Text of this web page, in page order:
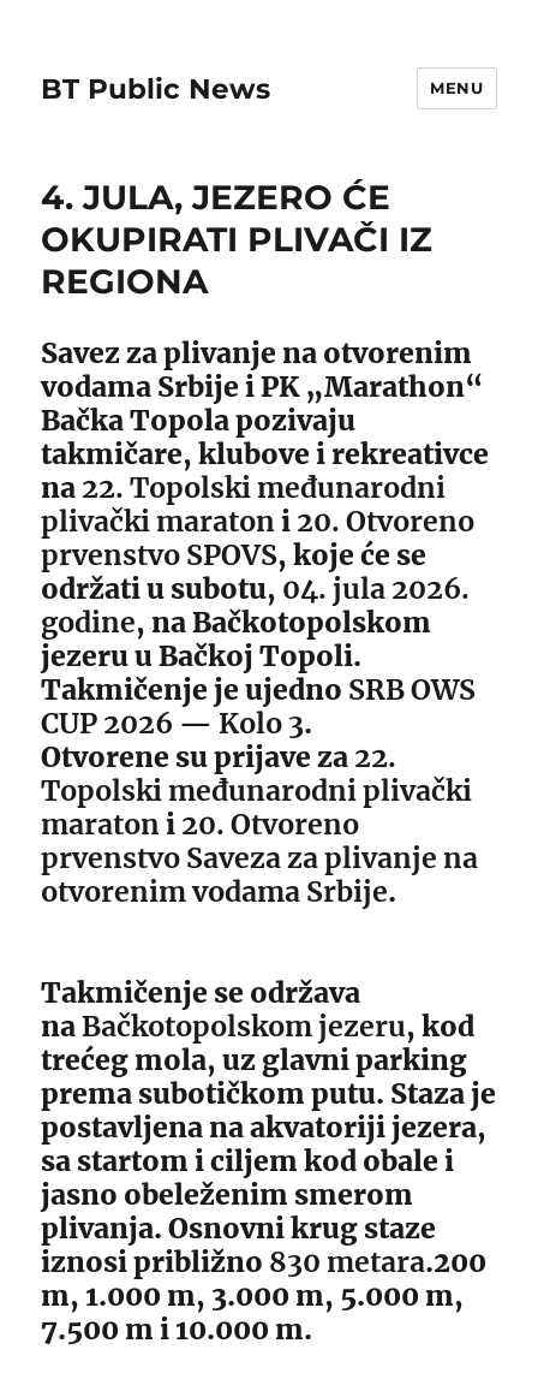
BT Public News MENU
4. JULA, JEZERO ĆE
OKUPIRATI PLIVAČI IZ
REGIONA
Savez za plivanje na otvorenim
vodama Srbije i PK „Marathon“
Bačka Topola pozivaju
takmičare, klubove i rekreativce
na 22. Topolski međunarodni
plivački maraton i 20. Otvoreno
prvenstvo SPOVS, koje će se
održati u subotu, 04. jula 2026.
godine, na Bačkotopolskom
jezeru u Bačkoj Topoli.
Takmičenje je ujedno SRB OWS
CUP 2026 — Kolo 3.
Otvorene su prijave za 22.
Topolski međunarodni plivački
maraton i 20. Otvoreno
prvenstvo Saveza za plivanje na
otvorenim vodama Srbije.
Takmičenje se održava
naBačkotopolskom jezeru, kod
trećeg mola, uz glavni parking
prema subotičkom putu. Staza je
postavljena na akvatoriji jezera,
sa startom i ciljem kod obale i
jasno obeleženim smerom
plivanja. Osnovni krug staze
iznosi približno 830 metara.200
m, 1.000 m, 3.000 m, 5.000 m,
7.500 m i 10.000 m.